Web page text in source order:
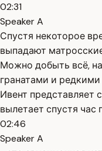
02:31
Speaker A
Спустя некоторое
выпадают
Можно добыть всё,
гранатами и
Ивент
вылетает спустя час
02:46
Speaker A